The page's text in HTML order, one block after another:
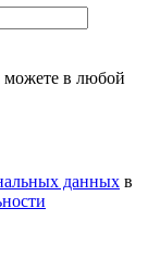
можете в любой
данных в